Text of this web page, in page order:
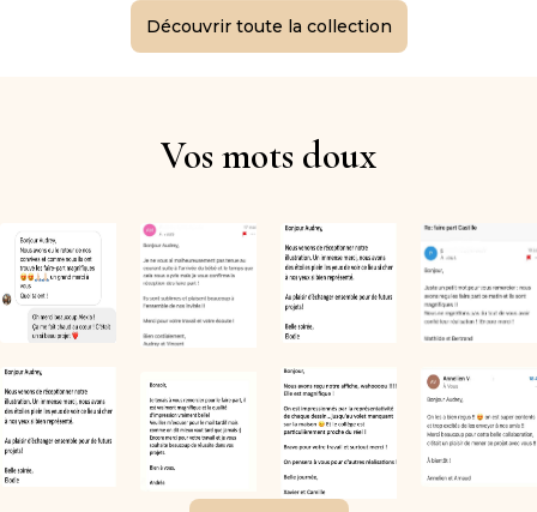
Découvrir toute la collection
Vos mots doux